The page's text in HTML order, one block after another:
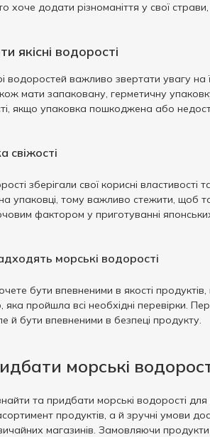
хоче додати різноманіття у свої
якісні водорості
водоростей важливо звертати увагу на
мати запаковану, герметичну
якщо упаковка пошкоджена або
свіжості
зберігали свої корисні
упаковці, тому важливо стежити, щоб
фактором у приготуванні
морські водорості
бути впевненими в якості
яка пройшла всі необхідні перевірки.
й бути впевненими в безпеці продукту.
морські
та придбати морські водорості
продуктів, а й зручні умови
магазинів. Замовляючи